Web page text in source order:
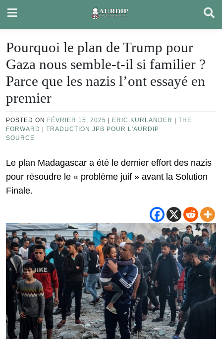
content
Pourquoi le plan de Trump pour
Gaza nous semble-t-il si familier ?
Parce que les nazis l’ont essayé en
premier
POSTED ON FÉVRIER 15, 2025 ERIC KURLANDER
THE
FORWARD
TRADUCTION JPB POUR L'AURDIP
SOURCE
Le plan Madagascar a été le dernier effort des nazis
pour résoudre le « problème juif » avant la Solution
Finale.